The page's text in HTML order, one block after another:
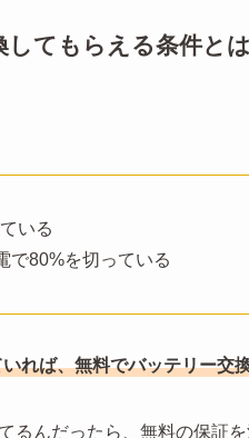
てもらえる条件と
いる
で80%を切っている
れば、無料でバッテリー交
るんだったら、無料の保証を